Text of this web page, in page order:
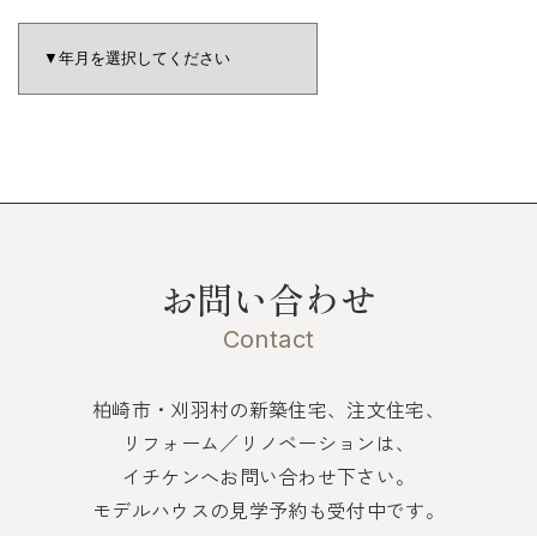
お問い合わせ
Contact
柏崎市・刈羽村の新築住宅、注文住宅、
リフォーム／リノベーションは、
イチケンへお問い合わせ下さい。
モデルハウスの見学予約も受付中です。